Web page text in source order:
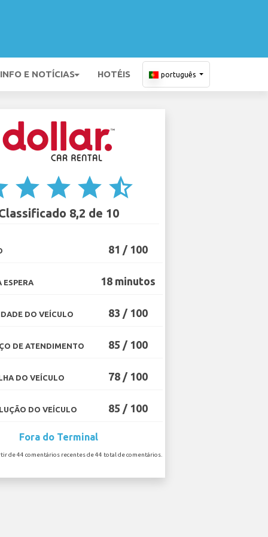
INFO E NOTÍCIAS HOTÉIS português
star star star star_half
8,2 de 10
81 / 100
ESPERA 18 minutos
DO VEÍCULO 83 / 100
DE ATENDIMENTO 85 / 100
DO VEÍCULO 78 / 100
DO VEÍCULO 85 / 100
Fora do Terminal
de 44 comentários recentes de 44 total de comentários.